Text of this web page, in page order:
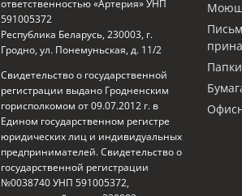
ответственностью «Артерия» УНП
591005372
Республика Беларусь, 230003, г.
Гродно, ул. Понемуньская, д. 11/2
Свидетельство о государственной
регистрации выдано Гродненским
горисполкомом от 09.07.2012 г. в
Едином государственном регистре
юридических лиц и индивидуальных
предпринимателей. Свидетельство о
государственной регистрации
№0038740 УНП 591005372,